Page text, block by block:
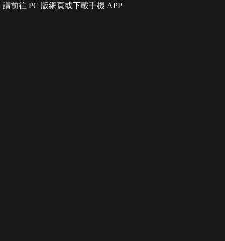
請前往 PC 版網頁或下載手機 APP